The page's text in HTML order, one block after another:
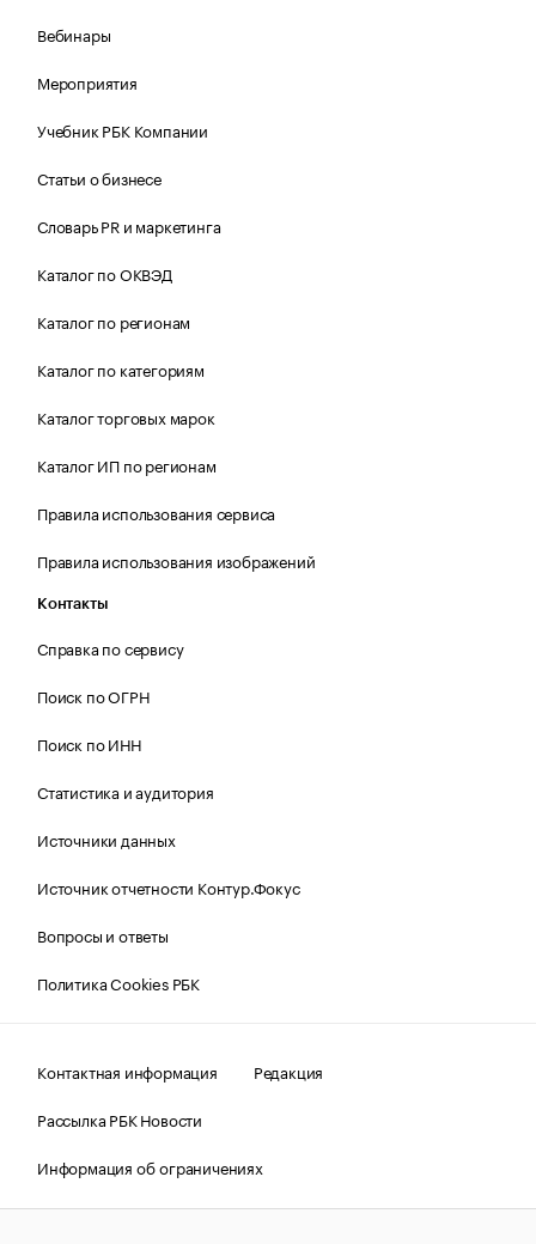
Вебинары
Мероприятия
Учебник РБК Компании
Статьи о бизнесе
Словарь PR и маркетинга
Каталог по ОКВЭД
Каталог по регионам
Каталог по категориям
Каталог торговых марок
Каталог ИП по регионам
Правила использования сервиса
Правила использования изображений
Контакты
Справка по сервису
Поиск по ОГРН
Поиск по ИНН
Статистика и аудитория
Источники данных
Источник отчетности Контур.Фокус
Вопросы и ответы
Политика Cookies РБК
Контактная информация
Редакция
Рассылка РБК Новости
Информация об ограничениях
Правовая информация
О соблюдении авторских прав